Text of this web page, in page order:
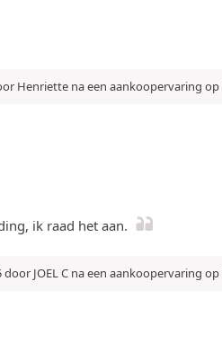
Henriette na een aankoopervaring op
ik raad het aan.
JOEL C na een aankoopervaring op